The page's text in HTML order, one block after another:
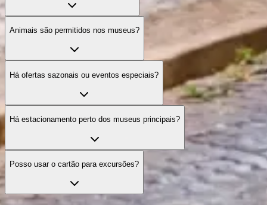
Animais são permitidos nos museus?
Há ofertas sazonais ou eventos especiais?
Há estacionamento perto dos museus principais?
Posso usar o cartão para excursões?